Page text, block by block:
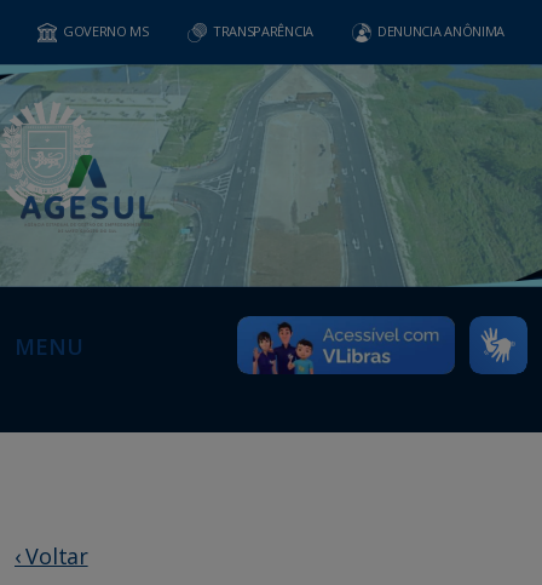
GOVERNO MS TRANSPARÊNCIA DENUNCIA ANÔNIMA
MENU
‹ Voltar